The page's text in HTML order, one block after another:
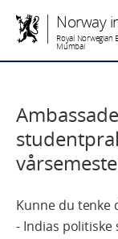
Norway
Royal Norwegian
Mumbai
Kunne du tenke
- Indias politiske